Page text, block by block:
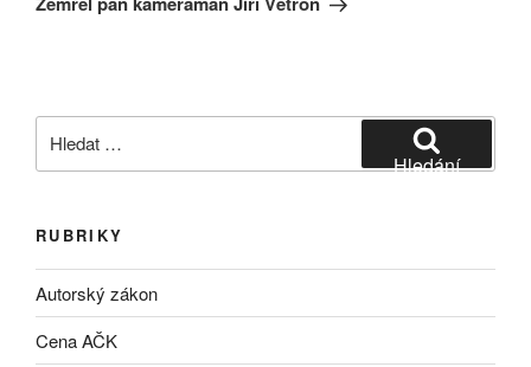
Hledání
RUBRIKY
Autorský zákon
Cena AČK